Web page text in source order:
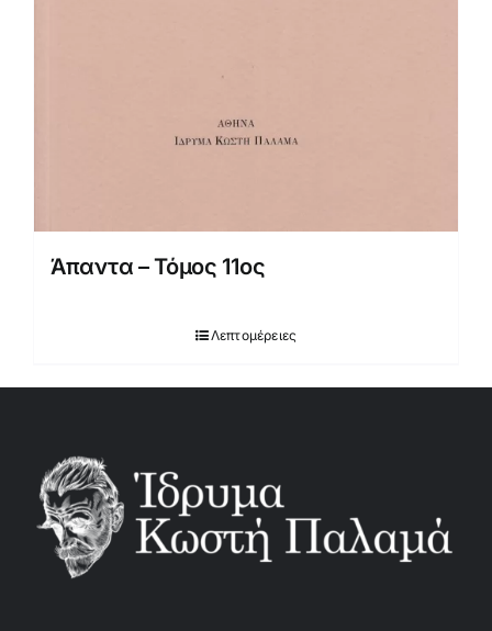
Άπαντα – Τόμος 11ος
Λεπτομέρειες